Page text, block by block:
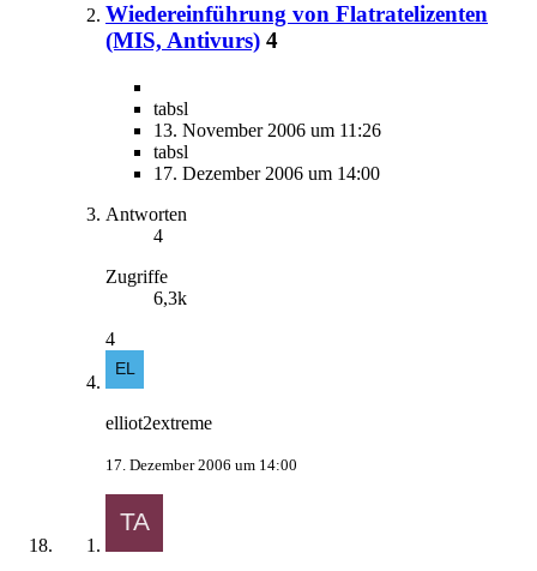
Wiedereinführung von Flatratelizenten
(MIS, Antivurs) 4
tabsl
13. November 2006 um 11:26
tabsl
17. Dezember 2006 um 14:00
Antworten
4
Zugriffe
6,3k
4
elliot2extreme
17. Dezember 2006 um 14:00